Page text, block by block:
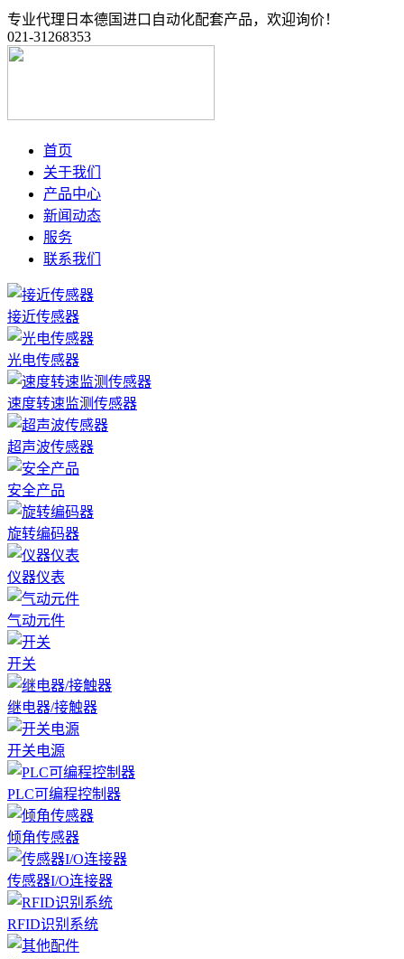
专业代理日本德国进口自动化配套产品，欢迎询价！
021-31268353
首页
关于我们
产品中心
新闻动态
服务
联系我们
接近传感器
光电传感器
速度转速监测传感器
超声波传感器
安全产品
旋转编码器
仪器仪表
气动元件
开关
继电器/接触器
开关电源
PLC可编程控制器
倾角传感器
传感器I/O连接器
RFID识别系统